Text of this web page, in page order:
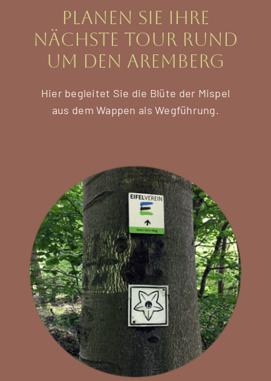
Planen Sie Ihre
nächste Tour rund
um den Aremberg
Hier begleitet Sie die Blüte der Mispel
aus dem Wappen als Wegführung.